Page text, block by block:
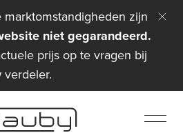
zijn
niet gegarandeerd.
prijs op te vragen bij
verdeler.